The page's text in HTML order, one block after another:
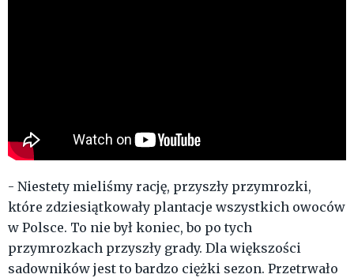
- Niestety mieliśmy rację, przyszły przymrozki,
które zdziesiątkowały plantacje wszystkich owoców
w Polsce. To nie był koniec, bo po tych
przymrozkach przyszły grady. Dla większości
sadowników jest to bardzo ciężki sezon. Przetrwało